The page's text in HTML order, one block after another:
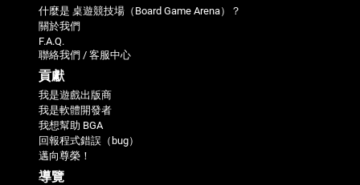
什麼是 桌遊競技場（Board Game Arena）？
關於我們
F.A.Q.
聯絡我們 / 客服中心
貢獻
我是遊戲出版商
我是軟體開發者
我想幫助 BGA
回報程式錯誤（bug）
邁向尊榮！
導覽